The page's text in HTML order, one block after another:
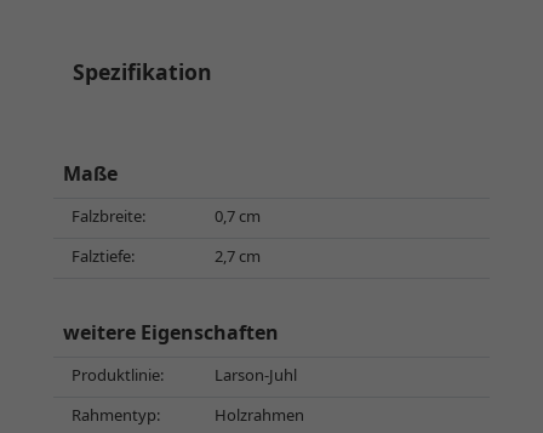
Spezifikation
Maße
Falzbreite:
0,7 cm
Falztiefe:
2,7 cm
weitere Eigenschaften
Produktlinie:
Larson-Juhl
Rahmentyp:
Holzrahmen